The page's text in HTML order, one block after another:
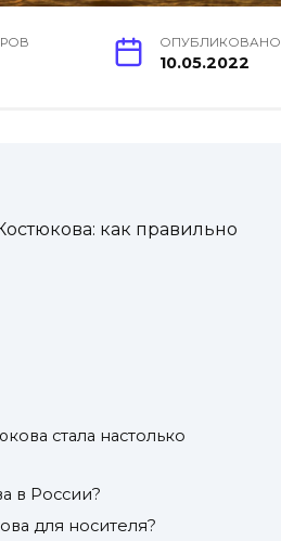
ОПУБЛИКОВАНО
10.05.2022
как правильно
стала настолько
в России?
для носителя?